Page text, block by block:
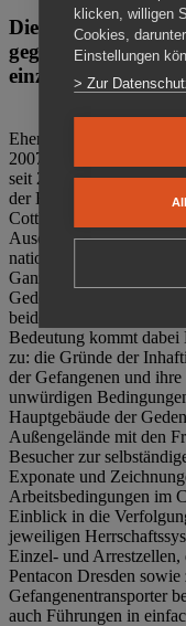
Die Gedenkstätte
gegen das
einzigartig.
Ehemalige politische
2007 den Verein
seit 2011 Eigentümer
der Bautzener Straße
Cottbus ist. Im Zentrum
Auseinandersetzung mit
nationalsozialistischen
Ganzjährig zeigen
Gedenkstätte Zuchthaus
beiden deutschen
Bedeutung kommt
zu: die Gründe der
der Gefangenen und
unwürdigen
Hauptgebäude der
Außengelände mit den
Besucher zur
Exponate und
Arbeitsbedingungen im
Einblick in die
jeweiligen
Einzel- und
Pentacon Dresden
Gefangenentransporter
auch Führungen in
klicken, willigen
Cookies,
Einstellungen
> Zur